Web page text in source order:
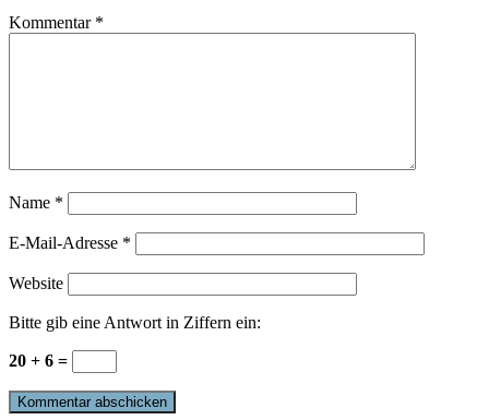
Kommentar *
Name *
E-Mail-Adresse *
Website
Bitte gib eine Antwort in Ziffern ein:
20 + 6 =